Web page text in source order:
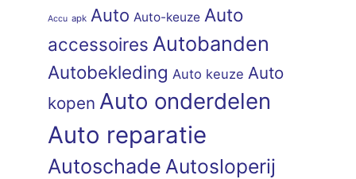
Accu apk Auto Auto-keuze Auto
accessoires Autobanden
Autobekleding Auto keuze Auto
kopen Auto onderdelen
Auto reparatie
Autoschade Autosloperij